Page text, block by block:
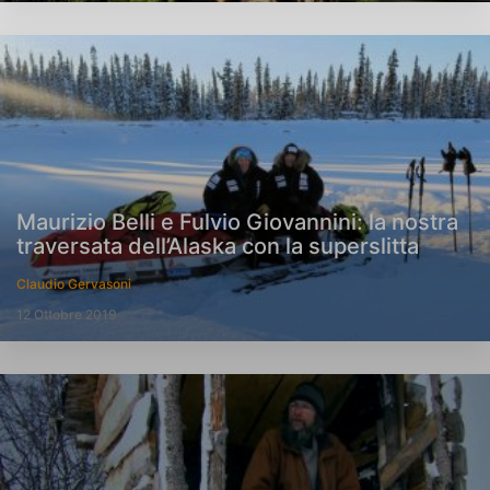
Maurizio Belli e Fulvio Giovannini: la nostra
traversata dell’Alaska con la superslitta
Claudio Gervasoni
12 Ottobre 2019